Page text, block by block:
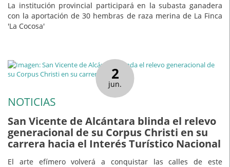
La institución provincial participará en la subasta ganadera
con la aportación de 30 hembras de raza merina de La Finca
'La Cocosa'
2
jun.
NOTICIAS
San Vicente de Alcántara blinda el relevo
generacional de su Corpus Christi en su
carrera hacia el Interés Turístico Nacional
El arte efímero volverá a conquistar las calles de este